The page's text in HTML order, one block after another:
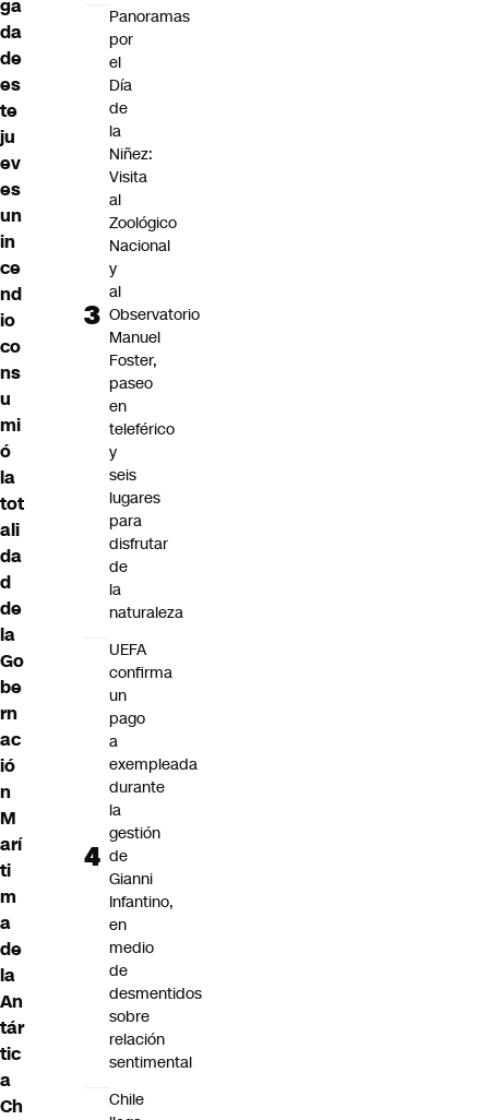
ga
da
de
es
te
ju
ev
es
un
in
ce
nd
io
co
ns
u
mi
ó
la
tot
ali
da
d
de
la
Go
be
rn
ac
ió
n
M
arí
ti
m
a
de
la
An
tár
tic
a
Ch
Panoramas
por
el
Día
de
la
Niñez:
Visita
al
Zoológico
Nacional
y
al
Observatorio
Manuel
Foster,
paseo
en
teleférico
y
seis
lugares
para
disfrutar
de
la
naturaleza
UEFA
confirma
un
pago
a
exempleada
durante
la
gestión
de
Gianni
Infantino,
en
medio
de
desmentidos
sobre
relación
sentimental
Chile